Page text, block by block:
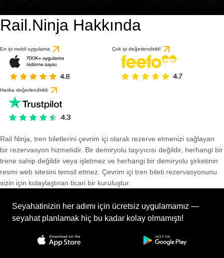
Rail.Ninja Hakkında
En iyi mobil uygulama Çok iyi değerlendirildi
Harika değerlendirildi
Rail Ninja, tren biletlerini çevrim içi olarak rezerve etmenizi sağlayan
bir rezervasyon hizmetidir. Bir demiryolu taşıyıcısı değildir, herhangi bir
trene sahip değildir veya işletmez ve herhangi bir demiryolu şirketinin
resmi web sitesini temsil etmez. Çevrim içi tren bileti rezervasyonunu
sizin için kolaylaştıran ticari bir kuruluştur.
Seyahatinizin her adımı için ücretsiz uygulamamız —
seyahat planlamak hiç bu kadar kolay olmamıştı!